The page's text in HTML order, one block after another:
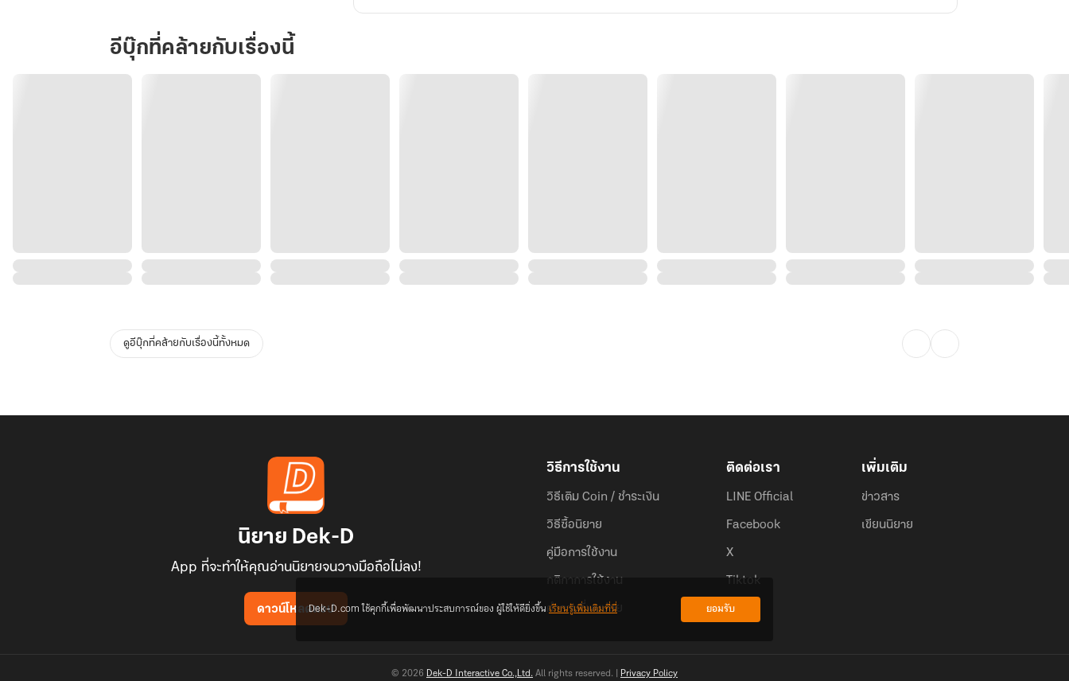
วิญญาณ
หลอน
อีบุ๊กที่คล้ายกับเรื่องนี้
ดูอีบุ๊กที่คล้ายกับเรื่องนี้ทั้งหมด
นิยาย Dek-D
App ที่จะทำให้คุณอ่านนิยายจนวางมือถือไม่ลง!
ดาวน์โหลดแอป
วิธีการใช้งาน
วิธีเติม Coin / ชำระเงิน
วิธีซื้อนิยาย
คู่มือการใช้งาน
กติกาการใช้งาน
คำถามที่พบบ่อย
ติดต่อเรา
LINE Official
Facebook
X
Tiktok
เพิ่มเติม
ข่าวสาร
เขียนนิยาย
© 2026 Dek-D Interactive Co.,Ltd. All rights reserved. | Privacy Policy
Dek-D.com ใช้คุกกี้เพื่อพัฒนาประสบการณ์ของ ผู้ใช้ให้ดียิ่งขึ้นเรียนรู้เพิ่มเติมที่นี่ ยอมรับ